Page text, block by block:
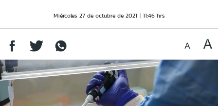
Miércoles 27 de octubre de 2021 11:46 hrs